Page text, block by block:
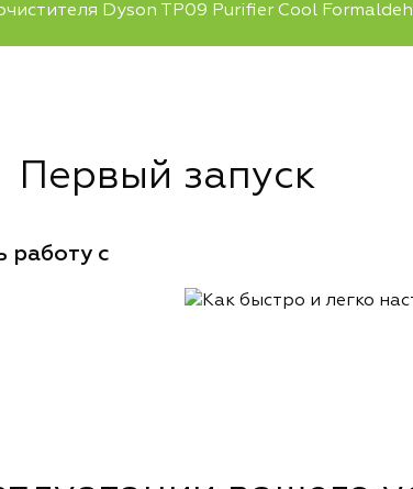
Dyson TP09 Purifier Cool
Первый запуск
работу с